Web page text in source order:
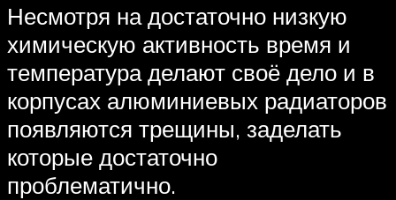
Несмотря на достаточно низкую
химическую активность время и
температура делают своё дело и в
корпусах алюминиевых радиаторов
появляются трещины, заделать
которые достаточно
проблематично.